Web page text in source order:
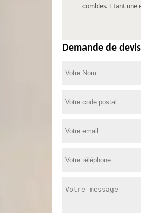
combles. Etant une
Demande de